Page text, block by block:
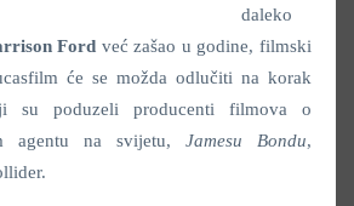
daleko
Ford već zašao u godine, filmski
će se možda odlučiti na korak
su poduzeli producenti filmova o
agentu na svijetu, Jamesu Bondu,